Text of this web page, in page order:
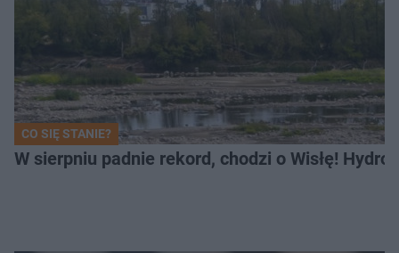
CO SIĘ STANIE?
W sierpniu padnie rekord, chodzi o Wisłę!